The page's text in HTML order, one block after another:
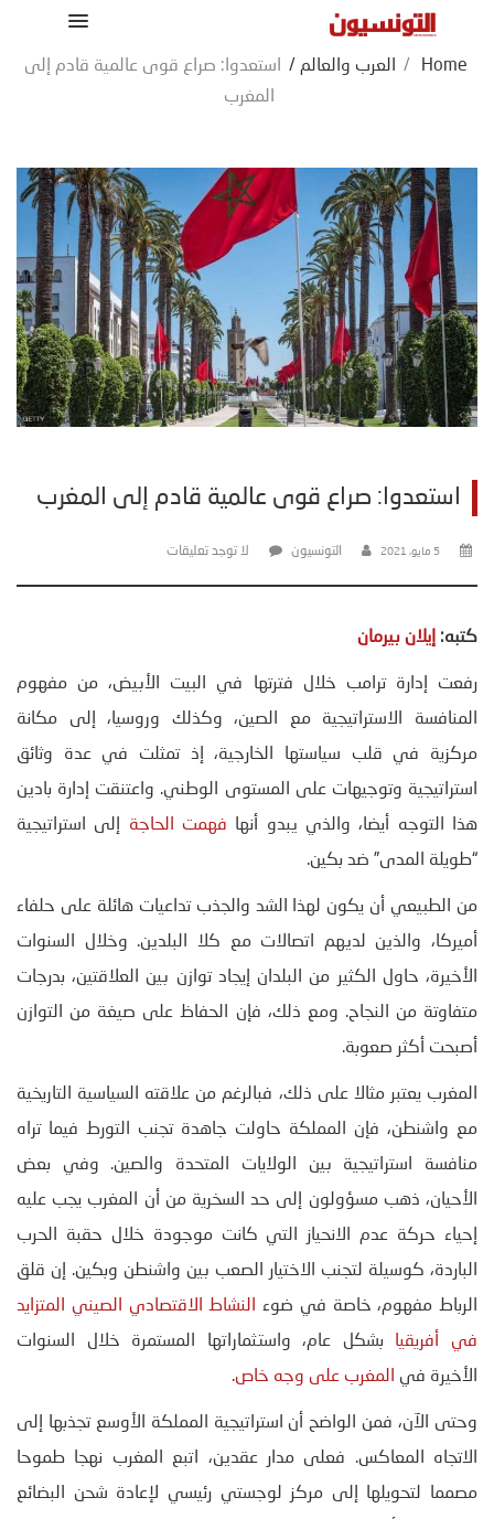
Home
/ العرب والعالم /
استعدوا: صراع قوى عالمية قادم إلى
المغرب
استعدوا: صراع قوى عالمية قادم إلى المغرب
5 مايو، 2021 التونسيون لا توجد تعليقات
كتبه: إيلان بيرمان
رفعت إدارة ترامب خلال فترتها في البيت الأبيض، من مفهوم
المنافسة الاستراتيجية مع الصين، وكذلك وروسيا، إلى مكانة
مركزية في قلب سياستها الخارجية، إذ تمثلت في عدة وثائق
استراتيجية وتوجيهات على المستوى الوطني. واعتنقت إدارة بادين
هذا التوجه أيضا، والذي يبدو أنها فهمت الحاجة إلى استراتيجية
“طويلة المدى” ضد بكين.
من الطبيعي أن يكون لهذا الشد والجذب تداعيات هائلة على حلفاء
أميركا، والذين لديهم اتصالات مع كلا البلدين. وخلال السنوات
الأخيرة، حاول الكثير من البلدان إيجاد توازن بين العلاقتين، بدرجات
متفاوتة من النجاح. ومع ذلك، فإن الحفاظ على صيغة من التوازن
أصبحت أكثر صعوبة.
المغرب يعتبر مثالا على ذلك، فبالرغم من علاقته السياسية التاريخية
مع واشنطن، فإن المملكة حاولت جاهدة تجنب التورط فيما تراه
منافسة استراتيجية بين الولايات المتحدة والصين. وفي بعض
الأحيان، ذهب مسؤولون إلى حد السخرية من أن المغرب يجب عليه
إحياء حركة عدم الانحياز التي كانت موجودة خلال حقبة الحرب
الباردة، كوسيلة لتجنب الاختيار الصعب بين واشنطن وبكين. إن قلق
الرباط مفهوم، خاصة في ضوء النشاط الاقتصادي الصيني المتزايد
في أفريقيا بشكل عام، واستثماراتها المستمرة خلال السنوات
الأخيرة في المغرب على وجه خاص.
وحتى الآن، فمن الواضح أن استراتيجية المملكة الأوسع تجذبها إلى
الاتجاه المعاكس. فعلى مدار عقدين، اتبع المغرب نهجا طموحا
مصمما لتحويلها إلى مركز لوجستي رئيسي لإعادة شحن البضائع